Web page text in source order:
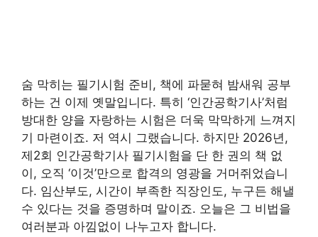
숨 막히는 필기시험 준비, 책에 파묻혀 밤새워 공부
하는 건 이제 옛말입니다. 특히 ‘인간공학기사’처럼
방대한 양을 자랑하는 시험은 더욱 막막하게 느껴지
기 마련이죠. 저 역시 그랬습니다. 하지만 2026년,
제2회 인간공학기사 필기시험을 단 한 권의 책 없
이, 오직 ‘이것’만으로 합격의 영광을 거머쥐었습니
다. 임산부도, 시간이 부족한 직장인도, 누구든 해낼
수 있다는 것을 증명하며 말이죠. 오늘은 그 비법을
여러분과 아낌없이 나누고자 합니다.